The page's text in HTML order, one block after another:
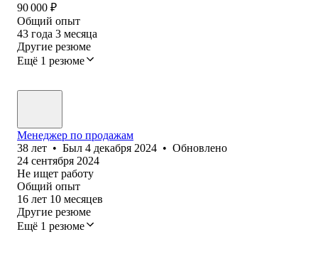
90 000 ₽
Общий опыт
43 года 3 месяца
Другие резюме
Ещё 1 резюме
Менеджер по продажам
38 лет • Был 4 декабря 2024 • Обновлено
24 сентября 2024
Не ищет работу
Общий опыт
16 лет 10 месяцев
Другие резюме
Ещё 1 резюме